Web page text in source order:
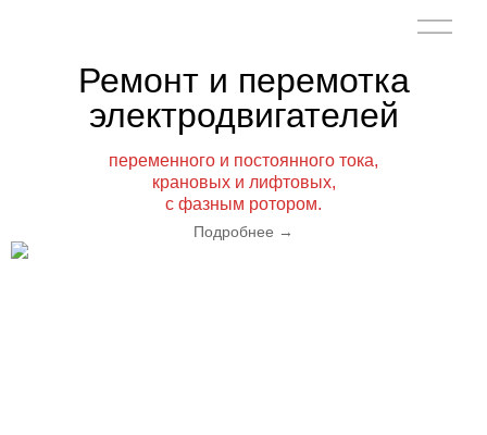
Ремонт и перемотка
электродвигателей
переменного и постоянного тока,
крановых и лифтовых,
с фазным ротором.
Подробнее →